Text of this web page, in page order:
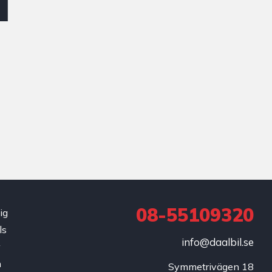
08-55109320
info@daalbil.se
Symmetrivägen 18